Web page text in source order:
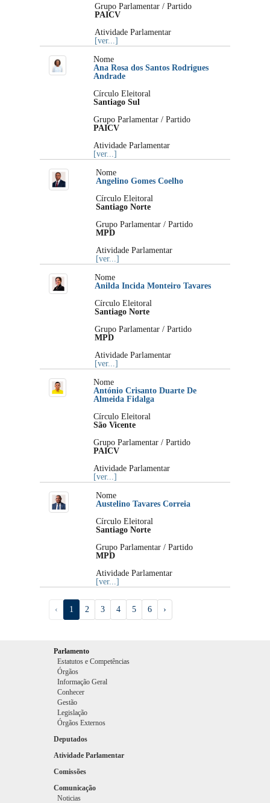
Grupo Parlamentar / Partido
PAICV
Atividade Parlamentar
[ver...]
Nome
Ana Rosa dos Santos Rodrigues
Andrade
Círculo Eleitoral
Santiago Sul
Grupo Parlamentar / Partido
PAICV
Atividade Parlamentar
[ver...]
Nome
Angelino Gomes Coelho
Círculo Eleitoral
Santiago Norte
Grupo Parlamentar / Partido
MPD
Atividade Parlamentar
[ver...]
Nome
Anilda Incida Monteiro Tavares
Círculo Eleitoral
Santiago Norte
Grupo Parlamentar / Partido
MPD
Atividade Parlamentar
[ver...]
Nome
António Crisanto Duarte De
Almeida Fidalga
Círculo Eleitoral
São Vicente
Grupo Parlamentar / Partido
PAICV
Atividade Parlamentar
[ver...]
Nome
Austelino Tavares Correia
Círculo Eleitoral
Santiago Norte
Grupo Parlamentar / Partido
MPD
Atividade Parlamentar
[ver...]
‹ 1 2 3 4 5 6 ›
Parlamento
Estatutos e Competências
Órgãos
Informação Geral
Conhecer
Gestão
Legislação
Órgãos Externos
Deputados
Atividade Parlamentar
Comissões
Comunicação
Noticias